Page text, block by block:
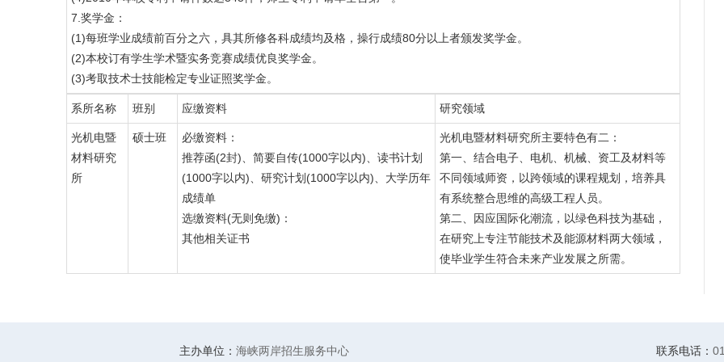
7.奖学金：
(1)每班学业成绩前百分之六，具其所修各科成绩均及格，操行成绩80分以上者颁发奖学金。
(2)本校订有学生学术暨实务竞赛成绩优良奖学金。
(3)考取技术士技能检定专业证照奖学金。
系所名称 班别 应缴资料 研究领域
光机电暨
材料研究
所
硕士班
必缴资料：
推荐函(2封)、简要自传(1000字以内)、读书计划
(1000字以内)、研究计划(1000字以内)、大学历年
成绩单
选缴资料(无则免缴)：
其他相关证书
光机电暨材料研究所主要特色有二：
第一、结合电子、电机、机械、资工及材料等
不同领域师资，以跨领域的课程规划，培养具
有系统整合思维的高级工程人员。
第二、因应国际化潮流，以绿色科技为基础，
在研究上专注节能技术及能源材料两大领域，
使毕业学生符合未来产业发展之所需。
主办单位： 海峡两岸招生服务中心 联系电话：